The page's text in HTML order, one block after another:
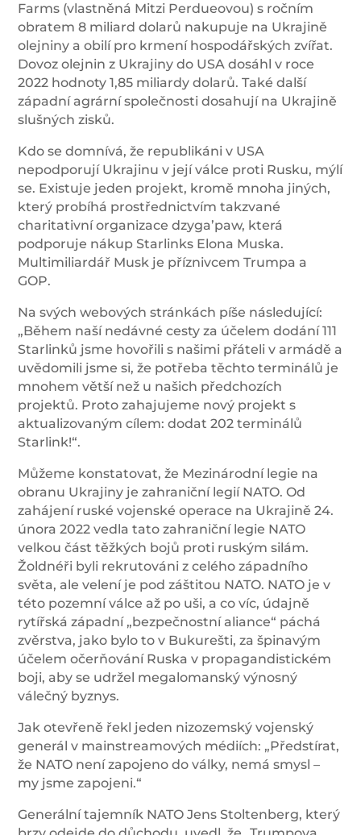
Farms (vlastněná Mitzi Perdueovou) s ročním
obratem 8 miliard dolarů nakupuje na Ukrajině
olejniny a obilí pro krmení hospodářských zvířat.
Dovoz olejnin z Ukrajiny do USA dosáhl v roce
2022 hodnoty 1,85 miliardy dolarů. Také další
západní agrární společnosti dosahují na Ukrajině
slušných zisků.
Kdo se domnívá, že republikáni v USA
nepodporují Ukrajinu v její válce proti Rusku, mýlí
se. Existuje jeden projekt, kromě mnoha jiných,
který probíhá prostřednictvím takzvané
charitativní organizace dzyga’paw, která
podporuje nákup Starlinks Elona Muska.
Multimiliardář Musk je příznivcem Trumpa a
GOP.
Na svých webových stránkách píše následující:
„Během naší nedávné cesty za účelem dodání 111
Starlinků jsme hovořili s našimi přáteli v armádě a
uvědomili jsme si, že potřeba těchto terminálů je
mnohem větší než u našich předchozích
projektů. Proto zahajujeme nový projekt s
aktualizovaným cílem: dodat 202 terminálů
Starlink!“.
Můžeme konstatovat, že Mezinárodní legie na
obranu Ukrajiny je zahraniční legií NATO. Od
zahájení ruské vojenské operace na Ukrajině 24.
února 2022 vedla tato zahraniční legie NATO
velkou část těžkých bojů proti ruským silám.
Žoldnéři byli rekrutováni z celého západního
světa, ale velení je pod záštitou NATO. NATO je v
této pozemní válce až po uši, a co víc, údajně
rytířská západní „bezpečnostní aliance“ páchá
zvěrstva, jako bylo to v Bukurešti, za špinavým
účelem očerňování Ruska v propagandistickém
boji, aby se udržel megalomanský výnosný
válečný byznys.
Jak otevřeně řekl jeden nizozemský vojenský
generál v mainstreamových médiích: „Předstírat,
že NATO není zapojeno do války, nemá smysl –
my jsme zapojeni.“
Generální tajemník NATO Jens Stoltenberg, který